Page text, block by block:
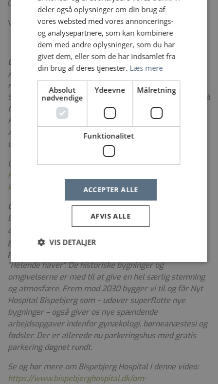
CV via vores rekrutteringssystem [link].
Vi ser frem til at modtage din ansøgning!
Om Anæstesiologisk Afdeling
Anæstesiologisk Afdeling er en stor tværgående enhed
med ca. 300 medarbejdere. Læger, sygeplejersker,
SOSU-assistenter, sekretærer og farmaceuter fordelt på
følgende afsnit: Anæstesi, Opvågning, Intensiv terapi,
Fælles IMA, Smerteklinikken, Sekretariat og
Akutlægebil. Afdelingen har stort fokus på forskning og
uddannelse.
Læs mere på
https://www.bispebjerghospital.dk/afdelinger-og-
klinikker/anaestesiafdeling/Sider/default.aspx
Om Bispebjerg Hospital
Bispebjerg Hospital er et af hovedstadens store
akuthospitaler. Det er bygget i 1913 og består af en del
gamle, smukke bygninger, som er fredede, og har
parklignende udearealer, der nu er prisbelønnede
”Helende haver”. De historiske bygninger og
omgivelserne er med til at give en hel særlig stemning
og atmosfære. Frem mod 2030 bygger vi til og får Nyt
Hospital Bispebjerg som – udover superflotte nye
bygninger – også giver os nye spændende
arbejdsopgaver indenfor gynækologi, børneanæstesi og
fødsler. Der er allerede nu parkeringshus med gratis
parkering døgnet rundt.
Se og hør mere om Bispebjerg Hospital i denne video:
https://www.bispebjerghospital.dk/om-
deler også oplysninger om din brug af
vores websted med vores annoncerings-
og analysepartnere, som kan kombinere
dem med andre oplysninger, som du har
givet dem, eller som de har indsamlet fra
din brug af deres tjenester. Læs mere
Absolut
nødvendige
Ydeevne Målretning
Funktionalitet
ACCEPTER ALLE
AFVIS ALLE
VIS DETALJER